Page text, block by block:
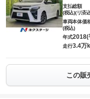
支払総額
(税込)(リ済
車両本体価
(税込)
年式2018(
走行3.4万
この販